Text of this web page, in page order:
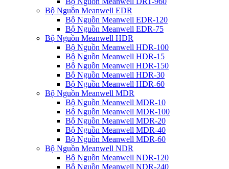
Bộ Nguồn Meanwell EDR
Bộ Nguồn Meanwell EDR-120
Bộ Nguồn Meanwell EDR-75
Bộ Nguồn Meanwell HDR
Bộ Nguồn Meanwell HDR-100
Bộ Nguồn Meanwell HDR-15
Bộ Nguồn Meanwell HDR-150
Bộ Nguồn Meanwell HDR-30
Bộ Nguồn Meanwell HDR-60
Bộ Nguồn Meanwell MDR
Bộ Nguồn Meanwell MDR-10
Bộ Nguồn Meanwell MDR-100
Bộ Nguồn Meanwell MDR-20
Bộ Nguồn Meanwell MDR-40
Bộ Nguồn Meanwell MDR-60
Bộ Nguồn Meanwell NDR
Bộ Nguồn Meanwell NDR-120
Bộ Nguồn Meanwell NDR-240